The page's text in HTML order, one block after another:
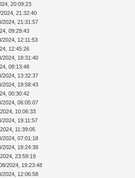
20:09:23
21:32:40
2024, 21:31:57
09:29:43
2024, 12:11:53
12:45:26
2024, 18:31:40
08:13:48
2024, 13:32:37
2024, 19:58:43
00:30:42
2024, 06:05:07
10:06:33
2024, 19:11:57
11:39:05
2024, 07:01:18
2024, 18:24:38
23:59:19
2024, 19:23:48
2024, 12:06:58